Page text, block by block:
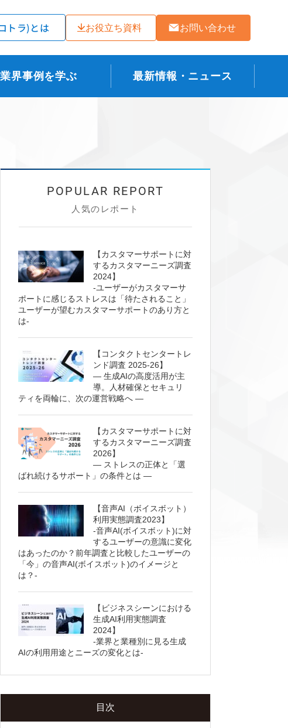
トラ)とは お役立ち資料 お問い合わせ
業界事例を学ぶ 最新情報・ニュース
人気のレポート
【カスタマーサポートに対
するカスタマーニーズ調査
2024】
-ユーザーがカスタマーサ
ポートに感じるストレスは「待たされること」
ユーザーが望むカスタマーサポートのあり方と
は-
【コンタクトセンタートレ
ンド調査 2025-26】
— 生成AIの高度活用が主
導。人材確保とセキュリ
ティを両輪に、次の運営戦略へ —
【カスタマーサポートに対
するカスタマーニーズ調査
2026】
— ストレスの正体と「選
ばれ続けるサポート」の条件とは —
【音声AI（ボイスボット）
利用実態調査2023】
-音声AI(ボイスボット)に対
するユーザーの意識に変化
はあったのか？前年調査と比較したユーザーの
「今」の音声AI(ボイスボット)のイメージと
は？-
【ビジネスシーンにおける
生成AI利用実態調査
2024】
-業界と業種別に見る生成
AIの利用用途とニーズの変化とは-
目次